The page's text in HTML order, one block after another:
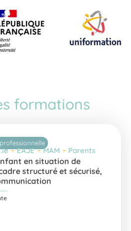
formations
-EAJE-MAM - Parents
en situation de
structuré et sécurisé,